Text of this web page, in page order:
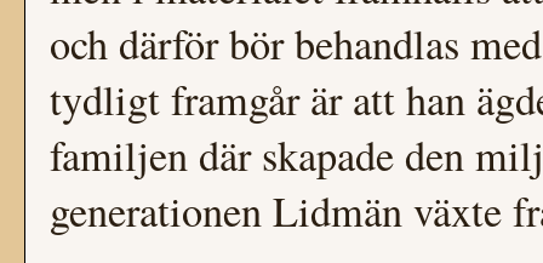
och därför bör behandlas
tydligt framgår är att han
familjen där skapade den
generationen Lidmän växte